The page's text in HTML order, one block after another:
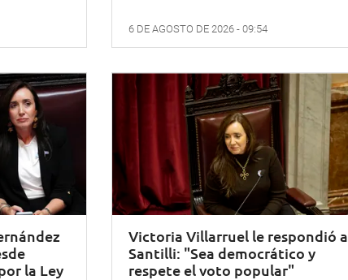
6 DE AGOSTO DE 2026 - 09:54
la Ley
Victoria Villarruel le respondió a
Santilli: "Sea democrático y
respete el voto popular"